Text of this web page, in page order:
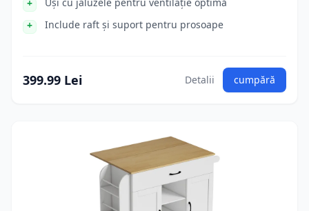
Include raft și suport pentru prosoape
399.99 Lei Detalii cumpără